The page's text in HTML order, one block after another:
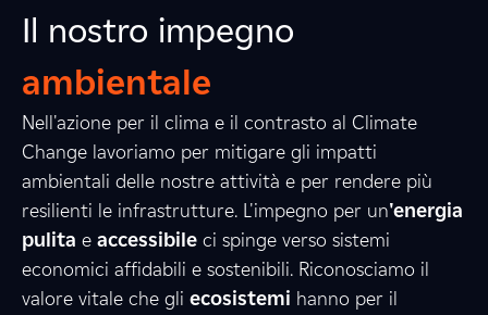
Il nostro impegno
ambientale
Nell'azione per il clima e il contrasto al Climate
Change lavoriamo per mitigare gli impatti
ambientali delle nostre attività e per rendere più
resilienti le infrastrutture. L'impegno per un'energia
pulita e accessibile ci spinge verso sistemi
economici affidabili e sostenibili. Riconosciamo il
valore vitale che gli ecosistemi hanno per il
2 4
3
4